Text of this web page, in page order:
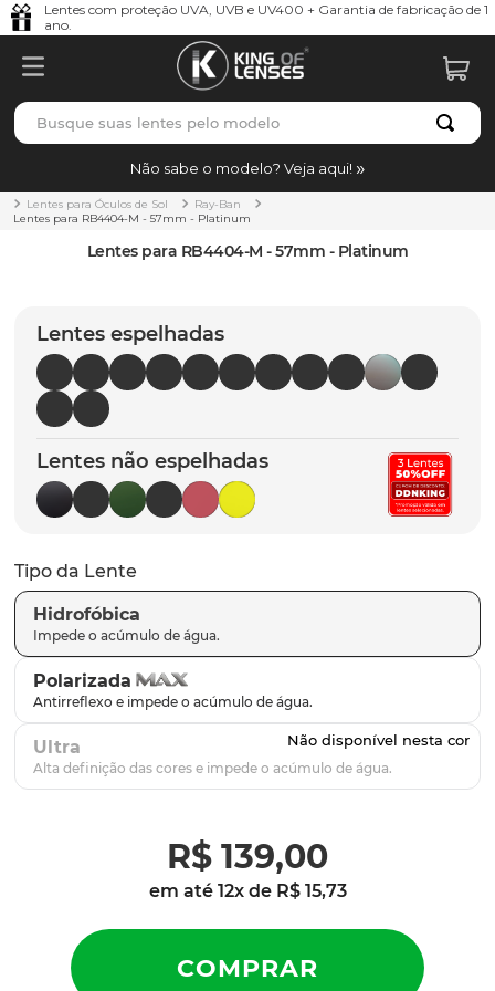
Lentes com proteção UVA, UVB e UV400 + Garantia de fabricação de 1
ano.
Busque suas lentes pelo modelo
Não sabe o modelo? Veja aqui!
Lentes para Óculos de Sol
Ray-Ban
Lentes para RB4404-M - 57mm - Platinum
Lentes para RB4404-M - 57mm - Platinum
Lentes espelhadas
Lentes não espelhadas
Tipo da Lente
Hidrofóbica
Polarizada
Ultra
R$ 139,00
em até 12x de R$ 15,73
TERMOS MAIS BUSCADOS
1º borrachas
holbrook
5º chaves
6º t-shock
7º gasket
8º parafusos
9º latch